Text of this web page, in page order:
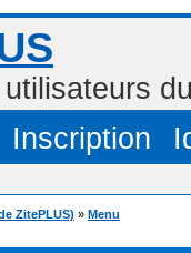
Inscription
ZitePLUS) » Menu